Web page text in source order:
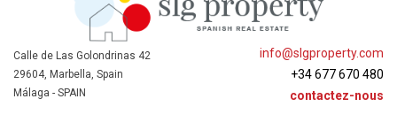
info@slgproperty.com
+34 677 670 480
contactez-nous
Calle de Las Golondrinas 42
29604, Marbella, Spain
Málaga - SPAIN